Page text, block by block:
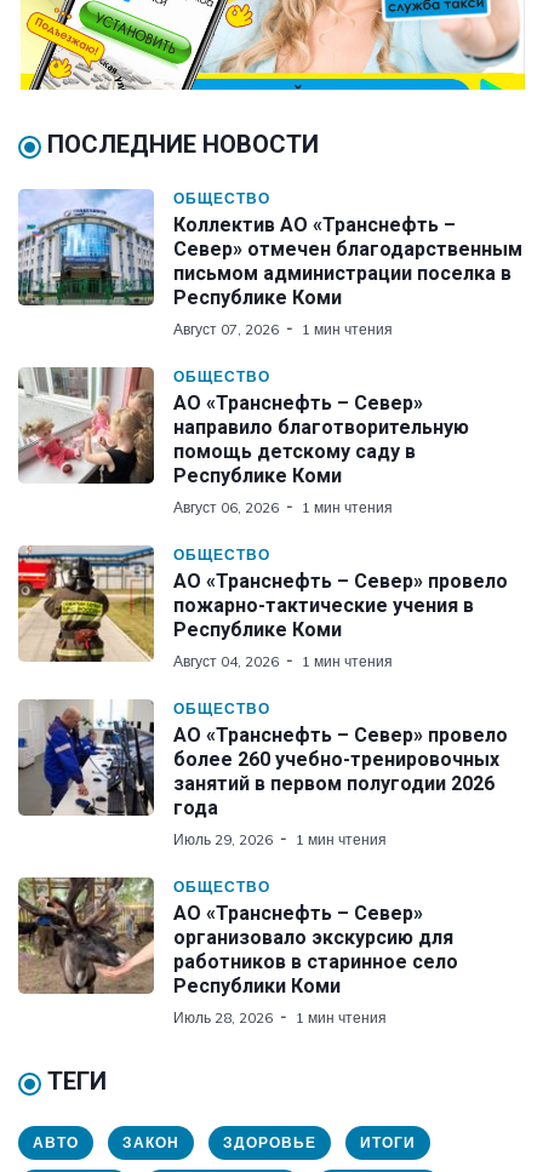
ПОСЛЕДНИЕ НОВОСТИ
ОБЩЕСТВО
Коллектив АО «Транснефть –
Север» отмечен благодарственным
письмом администрации поселка в
Республике Коми
Август 07, 2026 1 мин чтения
ОБЩЕСТВО
АО «Транснефть – Север»
направило благотворительную
помощь детскому саду в
Республике Коми
Август 06, 2026 1 мин чтения
ОБЩЕСТВО
АО «Транснефть – Север» провело
пожарно-тактические учения в
Республике Коми
Август 04, 2026 1 мин чтения
ОБЩЕСТВО
АО «Транснефть – Север» провело
более 260 учебно-тренировочных
занятий в первом полугодии 2026
года
Июль 29, 2026 1 мин чтения
ОБЩЕСТВО
АО «Транснефть – Север»
организовало экскурсию для
работников в старинное село
Республики Коми
Июль 28, 2026 1 мин чтения
ТЕГИ
АВТО ЗАКОН ЗДОРОВЬЕ ИТОГИ